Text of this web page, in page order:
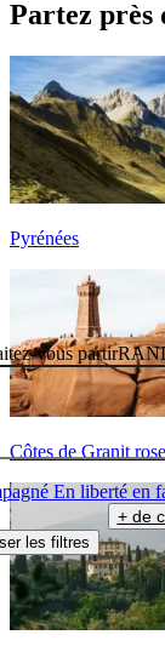
vous partir
En liberté en
+ de
les filtres
Partez
Pyrénées
Côtes de Granit